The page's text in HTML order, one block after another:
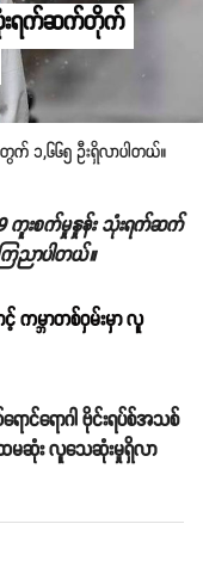
းရက်ဆက်တိုက်
က် ၁,၆၆၅ ဦးရှိလာပါတယ်။
ကူးစက်မှုနှုန်း သုံးရက်ဆက်
ေညာပါတယ်။
ကမ္ဘာတစ်ဝှမ်းမှာ လူ
ာင်ရောဂါ ဗိုင်းရပ်စ်အသစ်
ထမဆုံး လူသေဆုံးမှုရှိလာ